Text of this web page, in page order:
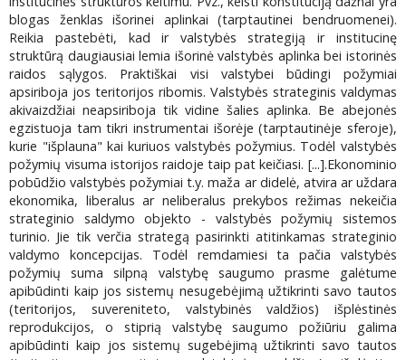
blogas ženklas išorinei aplinkai (tarptautinei bendruomenei).
Reikia pastebėti, kad ir valstybės strategiją ir institucinę
struktūrą daugiausiai lemia išorinė valstybės aplinka bei istorinės
raidos sąlygos. Praktiškai visi valstybei būdingi požymiai
apsiriboja jos teritorijos ribomis. Valstybės strateginis valdymas
akivaizdžiai neapsiriboja tik vidine šalies aplinka. Be abejonės
egzistuoja tam tikri instrumentai išorėje (tarptautinėje sferoje),
kurie "išplauna" kai kuriuos valstybės požymius. Todėl valstybės
požymių visuma istorijos raidoje taip pat keičiasi. [...].Ekonominio
pobūdžio valstybės požymiai t.y. maža ar didelė, atvira ar uždara
ekonomika, liberalus ar neliberalus prekybos režimas nekeičia
strateginio saldymo objekto - valstybės požymių sistemos
turinio. Jie tik verčia strategą pasirinkti atitinkamas strateginio
valdymo koncepcijas. Todėl remdamiesi ta pačia valstybės
požymių suma silpną valstybę saugumo prasme galėtume
apibūdinti kaip jos sistemų nesugebėjimą užtikrinti savo tautos
(teritorijos, suvereniteto, valstybinės valdžios) išplėstinės
reprodukcijos, o stiprią valstybę saugumo požiūriu galima
apibūdinti kaip jos sistemų sugebėjimą užtikrinti savo tautos